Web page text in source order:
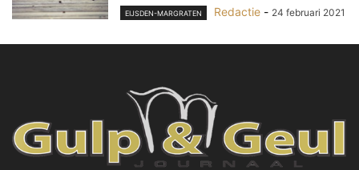
EIJSDEN-MARGRATEN Redactie - 24 februari 2021